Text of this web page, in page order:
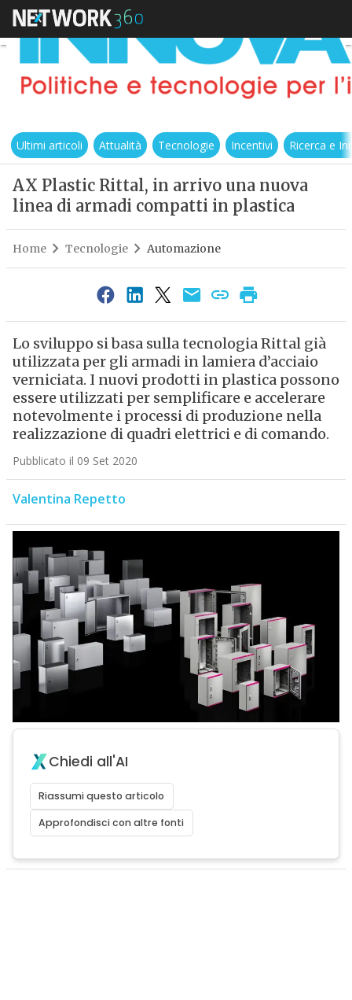
Ultimi articoli Attualità Tecnologie Incentivi Ricerca e
AX Plastic Rittal, in arrivo una nuova
linea di armadi compatti in plastica
Home Tecnologie Automazione
Lo sviluppo si basa sulla tecnologia Rittal già
utilizzata per gli armadi in lamiera d’acciaio
verniciata. I nuovi prodotti in plastica possono
essere utilizzati per semplificare e accelerare
notevolmente i processi di produzione nella
realizzazione di quadri elettrici e di comando.
Pubblicato il 09 Set 2020
Valentina Repetto
Chiedi all'AI
Riassumi questo articolo
Approfondisci con altre fonti